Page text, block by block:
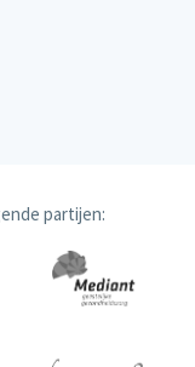
partijen: